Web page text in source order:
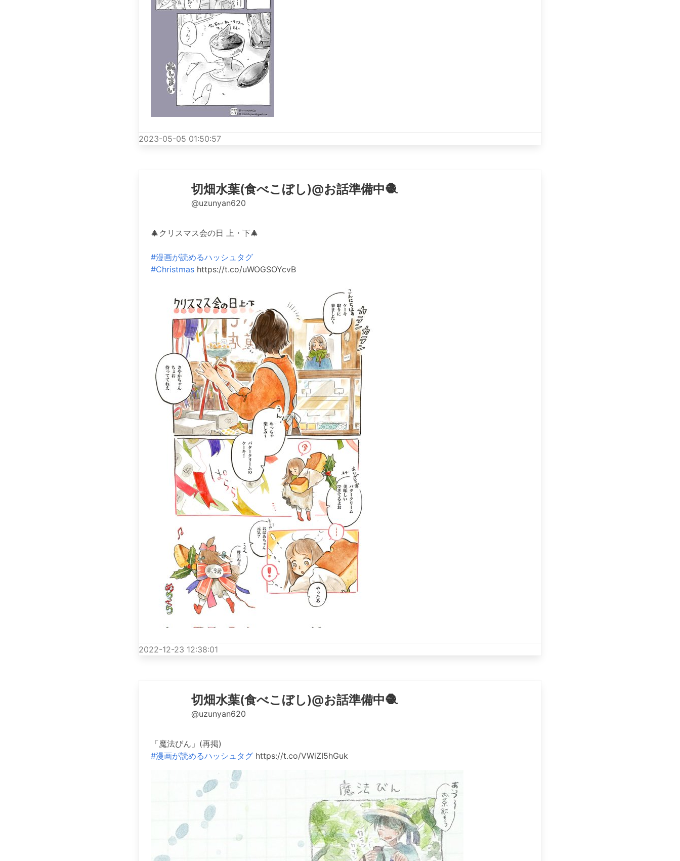
2023-05-05 01:50:57
切畑水葉(食べこぼし)@お話準備中🧶
@uzunyan620
🎄クリスマス会の日 上・下🎄
#漫画が読めるハッシュタグ
#Christmashttps://t.co/uWOGSOYcvB
2022-12-23 12:38:01
切畑水葉(食べこぼし)@お話準備中🧶
@uzunyan620
「魔法びん」(再掲)
#漫画が読めるハッシュタグhttps://t.co/VWiZI5hGuk